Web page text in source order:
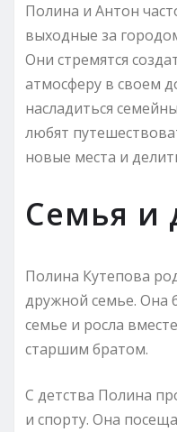
Полина и Антон
выходные за
Они стремятся
атмосферу в своем
насладиться
любят
новые места и
Семья и
Полина Кутепова
дружной семье. Она
семье и росла
старшим братом.
С детства Полина
и спорту. Она